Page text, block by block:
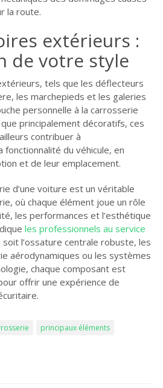
la route.
extérieurs :
de votre style
tels que les déflecteurs
les marchepieds et les galeries
personnelle à la carrosserie
principalement décoratifs, ces
contribuer à
fonctionnalité du véhicule, en
et de leur emplacement.
d’une voiture est un véritable
où chaque élément joue un rôle
les performances et l’esthétique
les professionnels au service
soit l’ossature centrale robuste, les
aérodynamiques ou les systèmes
chaque composant est
offrir une expérience de
principaux éléments